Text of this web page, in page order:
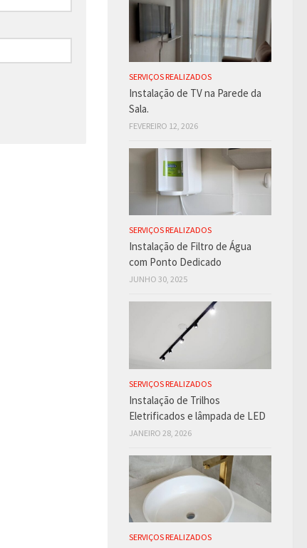
SERVIÇOS REALIZADOS
Instalação de TV na Parede da
Sala.
FEVEREIRO 12, 2026
SERVIÇOS REALIZADOS
Instalação de Filtro de Água
com Ponto Dedicado
JUNHO 30, 2025
SERVIÇOS REALIZADOS
Instalação de Trilhos
Eletrificados e lâmpada de LED
JANEIRO 28, 2026
SERVIÇOS REALIZADOS